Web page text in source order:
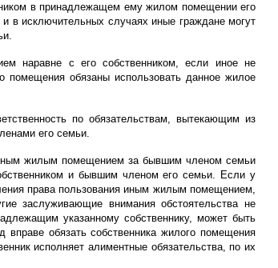
в принадлежащем ему жилом помещении его
в исключительных случаях иные граждане могут
наравне с его собственником, если иное не
помещения обязаны использовать данное жилое
по обязательствам, вытекающим из
его семьи.
жилым помещением за бывшим членом семьи
и бывшим членом его семьи. Если у
права пользования иным жилым помещением,
заслуживающие внимания обстоятельства не
указанному собственнику, может быть
обязать собственника жилого помещения
исполняет алиментные обязательства, по их